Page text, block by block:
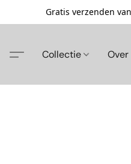
Gratis verzenden
Collectie Over